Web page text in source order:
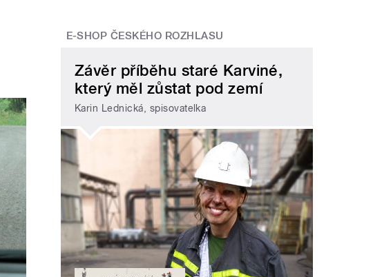
E-SHOP ČESKÉHO ROZHLASU
Závěr příběhu staré Karviné,
který měl zůstat pod zemí
Karin Lednická, spisovatelka